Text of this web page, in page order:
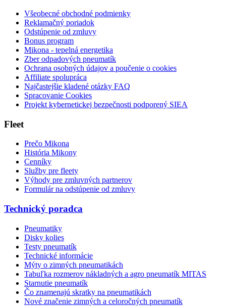
Všeobecné obchodné podmienky
Reklamačný poriadok
Odstúpenie od zmluvy
Bonus program
Mikona - tepelná energetika
Zber odpadových pneumatík
Ochrana osobných údajov a poučenie o cookies
Affiliate spolupráca
Najčastejšie kladené otázky FAQ
Spracovanie Cookies
Projekt kybernetickej bezpečnosti podporený SIEA
Fleet
Prečo Mikona
História Mikony
Cenníky
Služby pre fleety
Výhody pre zmluvných partnerov
Formulár na odstúpenie od zmluvy
Technický poradca
Pneumatiky
Disky kolies
Testy pneumatík
Technické informácie
Mýty o zimných pneumatikách
Tabuľka rozmerov nákladných a agro pneumatík MITAS
Starnutie pneumatík
Čo znamenajú skratky na pneumatikách
Nové značenie zimných a celoročných pneumatík